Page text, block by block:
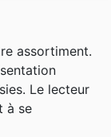
assortiment.
Le lecteur
à se